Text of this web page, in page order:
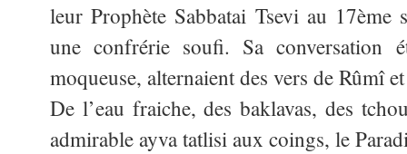
leur Prophète Sabbatai Tsevi au 17ème
une confrérie soufi. Sa
moqueuse, alternaient des vers de Rûmî
De l’eau fraiche, des baklavas, des
admirable ayva tatlisi aux coings, le